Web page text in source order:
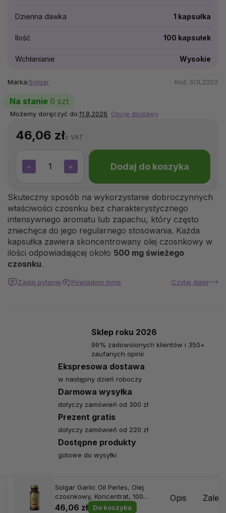
46,06 złz VAT
+
− Dodaj do koszyka
Skuteczny sposób na wykorzystanie dobroczynnych
właściwości czosnku bez charakterystycznego
intensywnego aromatu lub zapachu, który często
zniechęca do jego regularnego stosowania. Każda
kapsułka zawiera skoncentrowany olej czosnkowy w
ilości odpowiadającej około 500 mg świeżego
czosnku.
Czytaj dalej
Zadaj pytanie Powiadom mnie
Marka:Solgar Kod: SOL2202
Dzienna dawka 1 kapsułka
Ilość 100 kapsułek
Wchłanianie Wysokie
Na stanie 6 szt
Możemy doręczyć do:11.8.2026 Opcje dostawy
Ekspresowa dostawa
w następny dzień roboczy
Darmowa wysyłka
dotyczy zamówień od 300 zł
Prezent gratis
dotyczy zamówień od 220 zł
Dostępne produkty
gotowe do wysyłki
Sklep roku 2026
99% zadowolonych klientów i 350+
zaufanych opinii
Solgar Garlic Oil Perles, Olej
czosnkowy, Koncentrat, 100
kapsułek softgel
46,06 zł Do koszyka
Opis